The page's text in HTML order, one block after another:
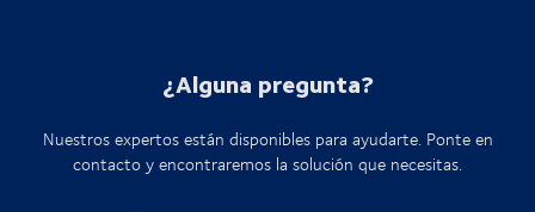
¿Alguna pregunta?
Nuestros expertos están disponibles para ayudarte. Ponte en
contacto y encontraremos la solución que necesitas.